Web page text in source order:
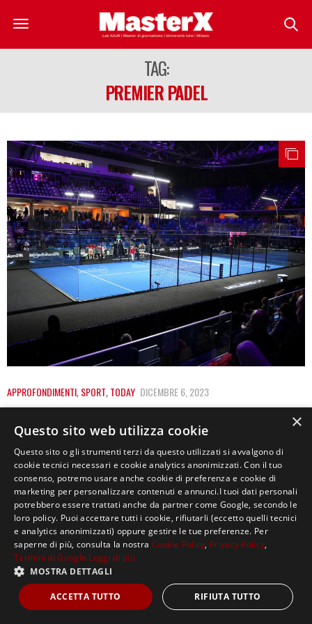
TAG:
PREMIER PADEL
APPROFONDIMENTI,SPORT,TODAY DICEMBRE 6, 2023
PADEL A MILANO, I NUMERI DI UNA
TENDENZA DESTINATA A DURARE
Lunedì 4 dicembre è cominciato il Premier Padel
Milano. I migliori giocatori al mondo giocano…
Copyright ©2021, MASTERX Tutti i diritti riservati.
×
Questo sito web utilizza cookie
Questo sito o gli strumenti terzi da questo utilizzati si avvalgono di
cookie tecnici necessari e cookie analytics anonimizzati. Con il tuo
consenso, potremo usare anche cookie di preferenza e cookie di
marketing per personalizzare contenuti e annunci.I tuoi dati personali
potrebbero essere trattati anche da partner come Google, secondo le
loro policy. Puoi accettare tutti i cookie, rifiutarli (eccetto quelli tecnici
e analytics anonimizzati) oppure gestire le tue preferenze. Per
saperne di più, consulta la nostra Cookie Policy, Privacy Policy,
Termini di Google Leggi di più
MOSTRA DETTAGLI
ACCETTA TUTTO RIFIUTA TUTTO